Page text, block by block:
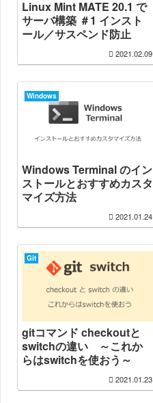
Linux Mint MATE 20.1 で
サーバ構築 ＃1 インスト
ール／サスペンド防止
2021.02.09
Windows
Windows Terminal のイン
ストールとおすすめカスタ
マイズ方法
2021.01.24
Git
gitコマンド checkoutと
switchの違い ～これか
らはswitchを使おう～
2021.01.23